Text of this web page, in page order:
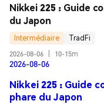
Nikkei 225 : Guide
du Japon
Intermédiaire
TradFi
2026-08-06
10-15m
2026-08-06
Nikkei 225 : Guide
phare du Japon